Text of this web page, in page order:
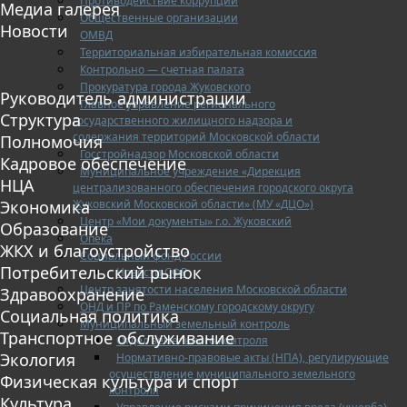
Общественные организации
ОМВД
Территориальная избирательная комиссия
Контрольно — счетная палата
Прокуратура города Жуковского
Главное управление регионального
государственного жилищного надзора и
содержания территорий Московской области
Госстройнадзор Московской области
Муниципальное учреждение «Дирекция
централизованного обеспечения городского округа
Жуковский Московской области» (МУ «ДЦО»)
Центр «Мои документы» г.о. Жуковский
Опека
Социальный фонд России
Новости СФР
Центр занятости населения Московской области
ОНД и ПР по Раменскому городскому округу
Муниципальный земельный контроль
Отдел земельного контроля
Нормативно-правовые акты (НПА), регулирующие
осуществление муниципального земельного
контроля
Медиа галерея
Новости
Руководитель администрации
Структура
Полномочия
Кадровое обеспечение
НЦА
Экономика
Образование
ЖКХ и благоустройство
Потребительский рынок
Здравоохранение
Социальная политика
Транспортное обслуживание
Экология
Физическая культура и спорт